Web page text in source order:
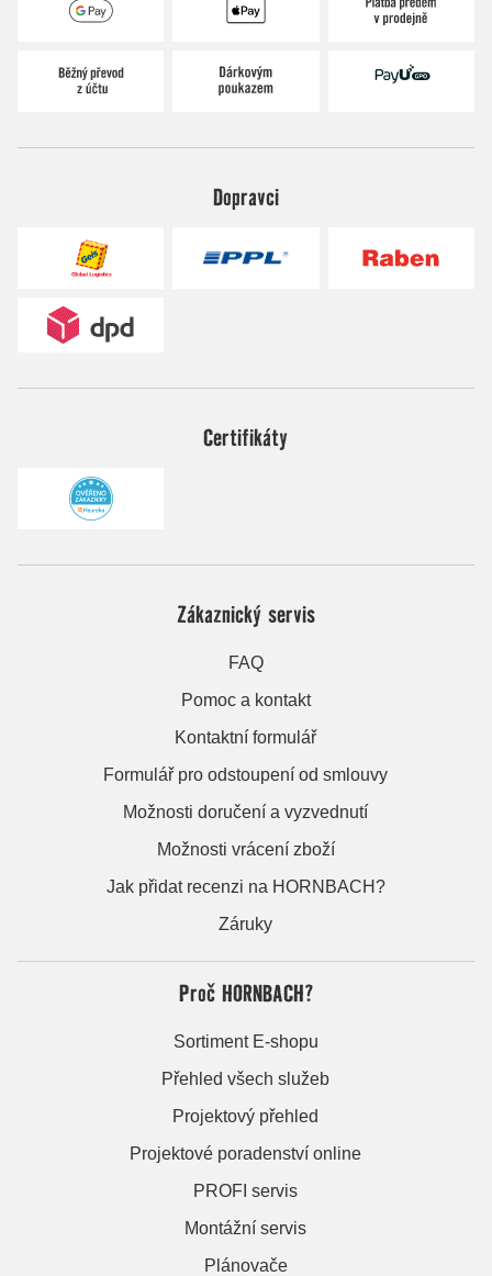
Dopravci
Certifikáty
Zákaznický servis
FAQ
Pomoc a kontakt
Kontaktní formulář
Formulář pro odstoupení od smlouvy
Možnosti doručení a vyzvednutí
Možnosti vrácení zboží
Jak přidat recenzi na HORNBACH?
Záruky
Proč HORNBACH?
Sortiment E-shopu
Přehled všech služeb
Projektový přehled
Projektové poradenství online
PROFI servis
Montážní servis
Plánovače